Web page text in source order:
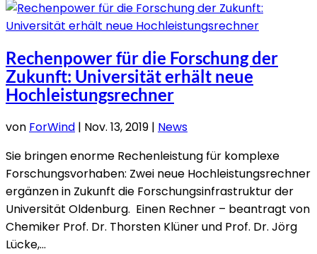
Rechenpower für die Forschung der
Zukunft: Universität erhält neue
Hochleistungsrechner
von ForWind | Nov. 13, 2019 | News
Sie bringen enorme Rechenleistung für komplexe
Forschungsvorhaben: Zwei neue Hochleistungsrechner
ergänzen in Zukunft die Forschungsinfrastruktur der
Universität Oldenburg. Einen Rechner – beantragt von
Chemiker Prof. Dr. Thorsten Klüner und Prof. Dr. Jörg
Lücke,...